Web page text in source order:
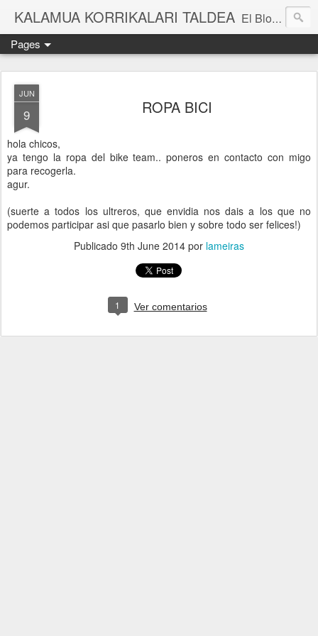
KALAMUA KORRIKALARI TALDEA El Blog de una cuadrilla de "frikis" que quedan para correr por el monte. Si quieres experimentar nuevas sensaciones acompañad@ de buena gente o simplemente probar eso de correr por el monte solo tienes que apuntarte a una de nuestras kedadas. Eibarko Korrikalari Friki talde bat gara.Menditik korrika egitea zer den probatu nahi baduzu gure "kedadetako" batera etorri. Blog honetan gure abentura eta bizipenak kontatzen ditugu, baina dena ez sinestu...
Pages
JUN
9 ROPA BICI
hola chicos,
ya tengo la ropa del bike team.. poneros en contacto con migo
para recogerla.
agur.
(suerte a todos los ultreros, que envidia nos dais a los que no
podemos participar asi que pasarlo bien y sobre todo ser felices!)
Publicado 9th June 2014 por lameiras
1 Ver comentarios